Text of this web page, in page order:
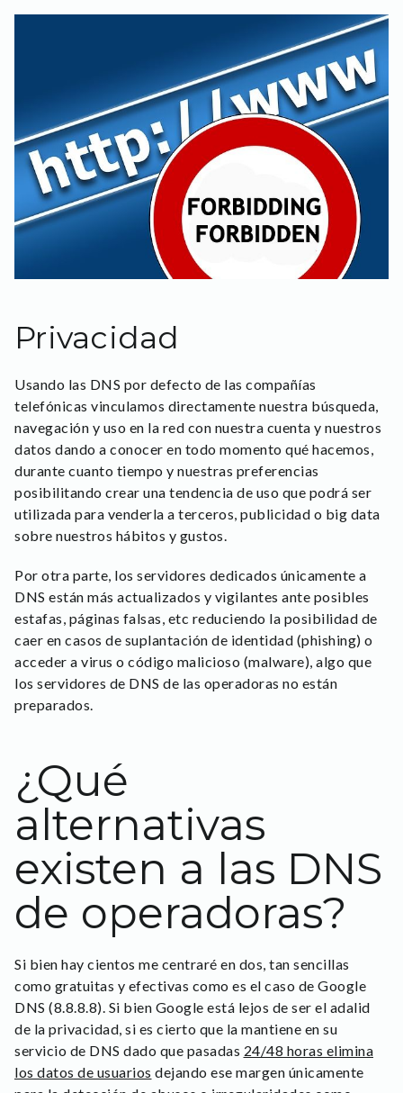
Privacidad
Usando las DNS por defecto de las compañías
telefónicas vinculamos directamente nuestra búsqueda,
navegación y uso en la red con nuestra cuenta y nuestros
datos dando a conocer en todo momento qué hacemos,
durante cuanto tiempo y nuestras preferencias
posibilitando crear una tendencia de uso que podrá ser
utilizada para venderla a terceros, publicidad o big data
sobre nuestros hábitos y gustos.
Por otra parte, los servidores dedicados únicamente a
DNS están más actualizados y vigilantes ante posibles
estafas, páginas falsas, etc reduciendo la posibilidad de
caer en casos de suplantación de identidad (phishing) o
acceder a virus o código malicioso (malware), algo que
los servidores de DNS de las operadoras no están
preparados.
¿Qué
alternativas
existen a las DNS
de operadoras?
Si bien hay cientos me centraré en dos, tan sencillas
como gratuitas y efectivas como es el caso de Google
DNS (8.8.8.8). Si bien Google está lejos de ser el adalid
de la privacidad, si es cierto que la mantiene en su
servicio de DNS dado que pasadas 24/48 horas elimina
los datos de usuarios dejando ese margen únicamente